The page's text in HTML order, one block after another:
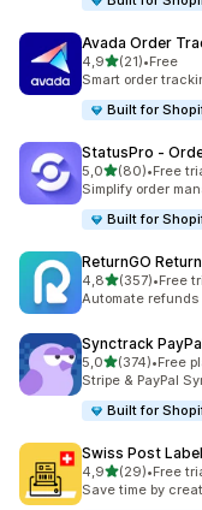
Avada Order
4,9stelle su 5
(21)
21 recensioni totali
•Free
Smart order
Built for
StatusPro ‑
5,0stelle su 5
(80)
80 recensioni
•Free
Simplify order
Built for
ReturnGO
4,8stelle su 5
(357)
357 recensioni
•Free
Automate
Synctrack
5,0stelle su 5
(374)
374 recensioni
•Free
Stripe & PayPal
Built for
Swiss Post
4,9stelle su 5
(29)
29 recensioni
•Free
Save time by